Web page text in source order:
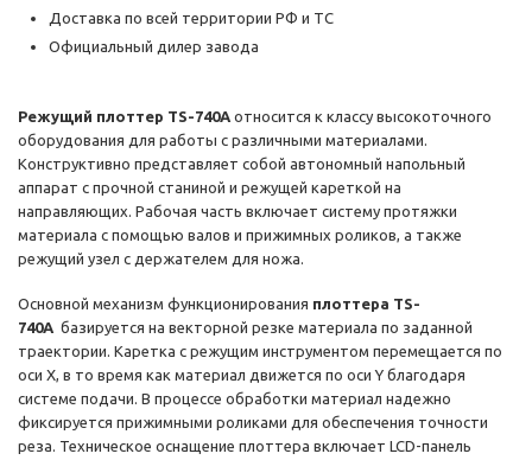
Доставка по всей территории РФ и ТС
Официальный дилер завода
Режущий плоттер TS-740A относится к классу высокоточного
оборудования для работы с различными материалами.
Конструктивно представляет собой автономный напольный
аппарат с прочной станиной и режущей кареткой на
направляющих. Рабочая часть включает систему протяжки
материала с помощью валов и прижимных роликов, а также
режущий узел с держателем для ножа.
Основной механизм функционирования плоттера TS-
740A базируется на векторной резке материала по заданной
траектории. Каретка с режущим инструментом перемещается по
оси X, в то время как материал движется по оси Y благодаря
системе подачи. В процессе обработки материал надежно
фиксируется прижимными роликами для обеспечения точности
реза. Техническое оснащение плоттера включает LCD-панель